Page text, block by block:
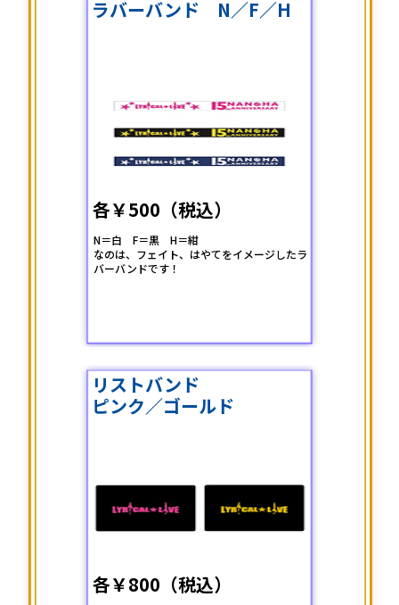
ラバーバンド N／F／H
各￥500（税込）
N＝白 F＝黒 H＝紺
なのは、フェイト、はやてをイメージしたラ
バーバンドです！
リストバンド
ピンク／ゴールド
各￥800（税込）